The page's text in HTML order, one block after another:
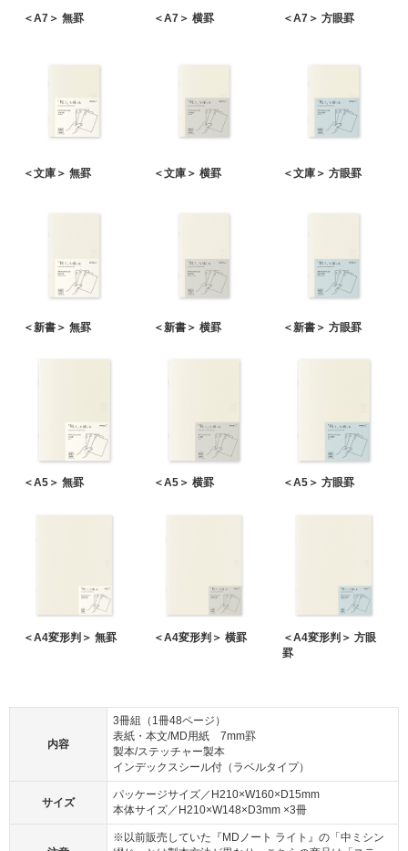
＜A7＞ 無罫 ＜A7＞ 横罫 ＜A7＞ 方眼罫
＜文庫＞ 無罫 ＜文庫＞ 横罫 ＜文庫＞ 方眼罫
＜新書＞ 無罫 ＜新書＞ 横罫 ＜新書＞ 方眼罫
＜A5＞ 無罫 ＜A5＞ 横罫 ＜A5＞ 方眼罫
＜A4変形判＞ 無罫 ＜A4変形判＞ 横罫
＜A4変形判＞ 方眼
罫
内容
3冊組（1冊48ページ）
表紙・本文/MD用紙 7mm罫
製本/ステッチャー製本
インデックスシール付（ラベルタイプ）
サイズ
パッケージサイズ／H210×W160×D15mm
本体サイズ／H210×W148×D3mm ×3冊
※以前販売していた『MDノート ライト』の「中ミシン